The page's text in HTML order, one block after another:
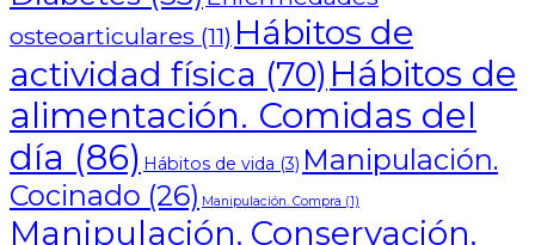
osteoarticulares (11) Hábitos de
actividad física (70) Hábitos de
alimentación. Comidas del
día (86) Hábitos de vida (3) Manipulación.
Cocinado (26) Manipulación. Compra (1)
Manipulación. Conservación.